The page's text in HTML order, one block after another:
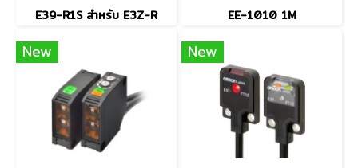
E39-R1S สำหรับ E3Z-R EE-1010 1M
New New